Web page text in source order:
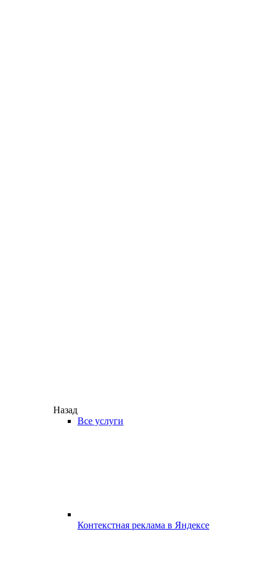
Назад
Все услуги
Контекстная реклама в Яндексе